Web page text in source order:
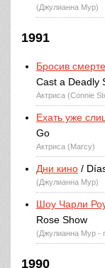
(Джулианна Мур)
1991
Бросив
Cast a Deadly
Актриса (Connie
Ехать уже
Go
Актриса (Marcy)
Дни кино /
(Джулианна Мур)
Шоу Чарли
Rose Show
(Джулианна Мур -
1990